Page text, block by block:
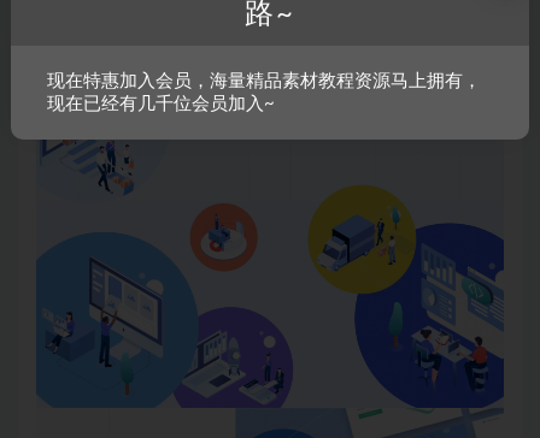
路~
现在特惠加入会员，海量精品素材教程资源马上拥有，
现在已经有几千位会员加入~